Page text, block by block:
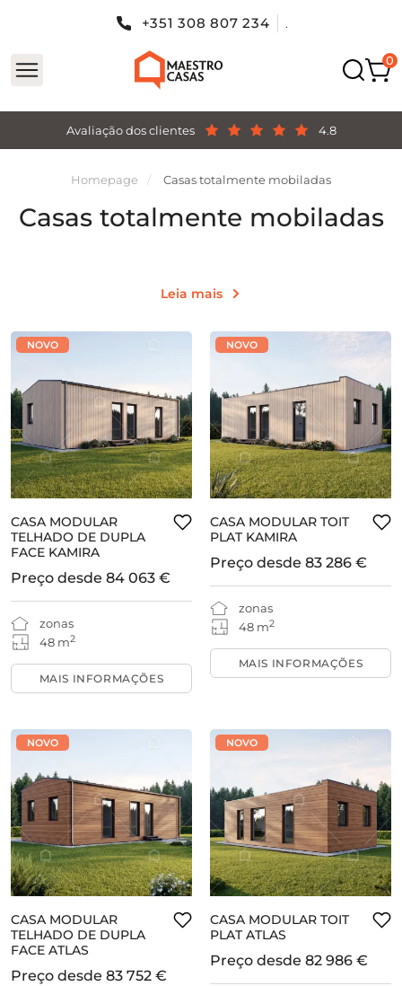
Avaliação dos clientes 4.8
+351 308 807 234 .
Homepage Casas totalmente mobiladas
Casas totalmente mobiladas
Leia mais
NOVO
CASA MODULAR
TELHADO DE DUPLA
FACE KAMIRA
zonas
48 m2
Preço desde 84 063 €
MAIS INFORMAÇÕES
NOVO
CASA MODULAR TOIT
PLAT KAMIRA
zonas
48 m2
Preço desde 83 286 €
MAIS INFORMAÇÕES
NOVO
CASA MODULAR
TELHADO DE DUPLA
FACE ATLAS
Preço desde 83 752 €
NOVO
CASA MODULAR TOIT
PLAT ATLAS
Preço desde 82 986 €